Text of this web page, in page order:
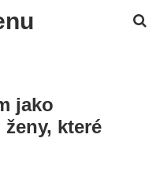
jako
které